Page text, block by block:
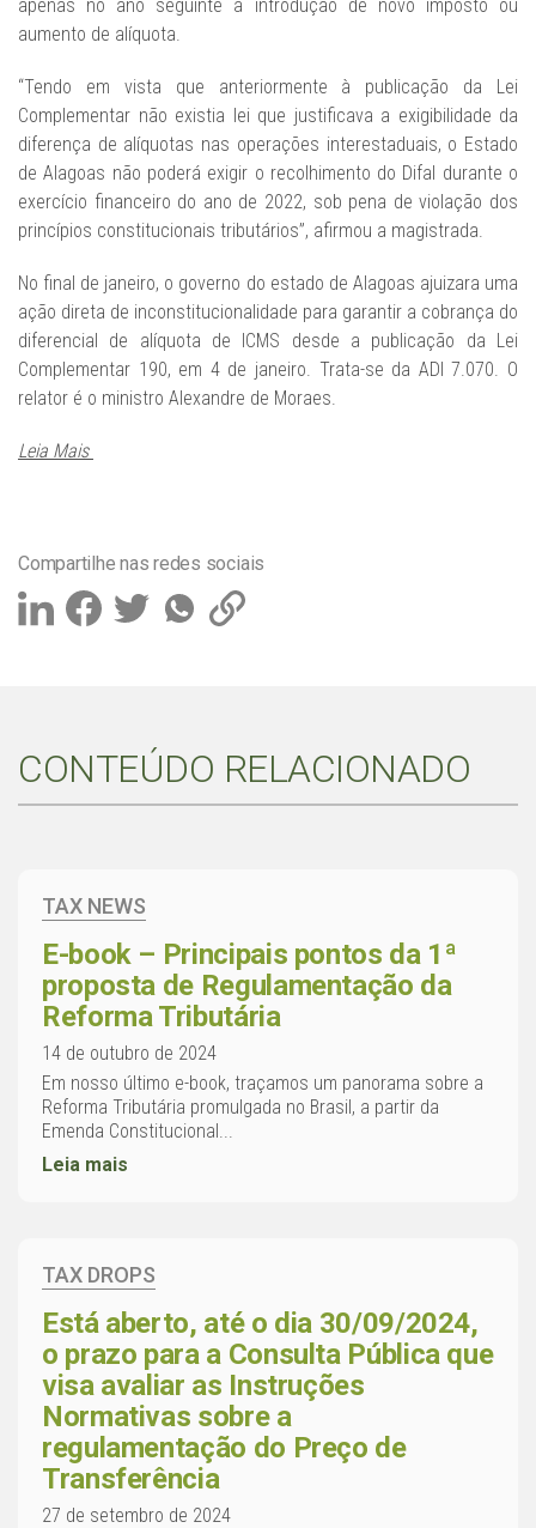
apenas no ano seguinte à introdução de novo imposto ou
aumento de alíquota.
“Tendo em vista que anteriormente à publicação da Lei
Complementar não existia lei que justificava a exigibilidade da
diferença de alíquotas nas operações interestaduais, o Estado
de Alagoas não poderá exigir o recolhimento do Difal durante o
exercício financeiro do ano de 2022, sob pena de violação dos
princípios constitucionais tributários”, afirmou a magistrada.
No final de janeiro, o governo do estado de Alagoas ajuizara uma
ação direta de inconstitucionalidade para garantir a cobrança do
diferencial de alíquota de ICMS desde a publicação da Lei
Complementar 190, em 4 de janeiro. Trata-se da ADI 7.070. O
relator é o ministro Alexandre de Moraes.
Leia Mais
Compartilhe nas redes sociais
CONTEÚDO RELACIONADO
TAX NEWS
E-book – Principais pontos da 1ª
proposta de Regulamentação da
Reforma Tributária
14 de outubro de 2024
Em nosso último e-book, traçamos um panorama sobre a
Reforma Tributária promulgada no Brasil, a partir da
Emenda Constitucional...
Leia mais
TAX DROPS
Está aberto, até o dia 30/09/2024,
o prazo para a Consulta Pública que
visa avaliar as Instruções
Normativas sobre a
regulamentação do Preço de
Transferência
27 de setembro de 2024